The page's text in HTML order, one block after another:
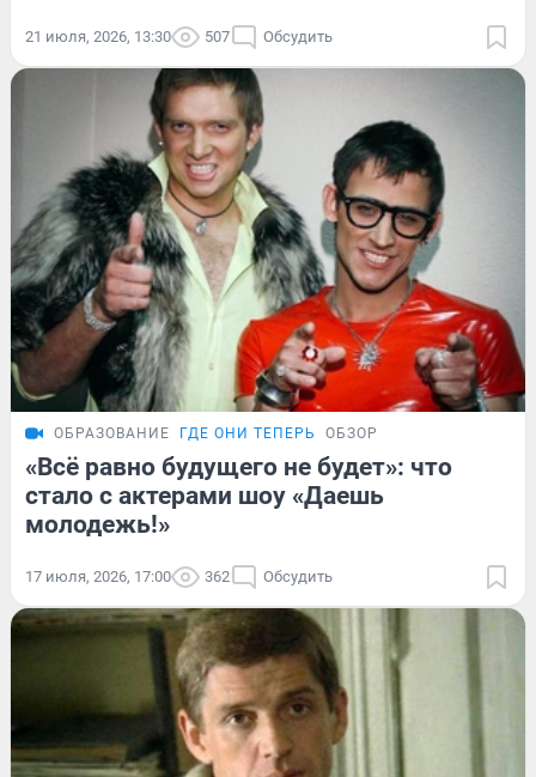
21 июля, 2026, 13:30 507 Обсудить
ОБРАЗОВАНИЕ ГДЕ ОНИ ТЕПЕРЬ ОБЗОР
«Всё равно будущего не будет»: что
стало с актерами шоу «Даешь
молодежь!»
17 июля, 2026, 17:00 362 Обсудить